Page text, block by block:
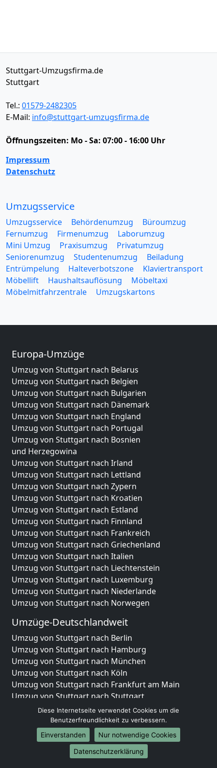
Stuttgart-Umzugsfirma.de
Stuttgart
Tel.: 01579-2482305
E-Mail: info@stuttgart-umzugsfirma.de
Öffnungszeiten: Mo - Sa: 07:00 - 16:00 Uhr
Impressum
Datenschutz
Umzugsservice
Umzugsservice Behördenumzug
Büroumzug
Fernumzug
Firmenumzug
Laborumzug
Mini Umzug
Praxisumzug
Privatumzug
Seniorenumzug
Studentenumzug
Beiladung
Entrümpelung
Halteverbotszone
Klaviertransport
Möbellift
Haushaltsauflösung
Möbeltaxi
Möbelmitfahrzentrale
Umzugskartons
Europa-Umzüge
Umzug von Stuttgart nach Belarus
Umzug von Stuttgart nach Belgien
Umzug von Stuttgart nach Bulgarien
Umzug von Stuttgart nach Dänemark
Umzug von Stuttgart nach England
Umzug von Stuttgart nach Portugal
Umzug von Stuttgart nach Bosnien
und Herzegowina
Umzug von Stuttgart nach Irland
Umzug von Stuttgart nach Lettland
Umzug von Stuttgart nach Zypern
Umzug von Stuttgart nach Kroatien
Umzug von Stuttgart nach Estland
Umzug von Stuttgart nach Finnland
Umzug von Stuttgart nach Frankreich
Umzug von Stuttgart nach Griechenland
Umzug von Stuttgart nach Italien
Umzug von Stuttgart nach Liechtenstein
Umzug von Stuttgart nach Luxemburg
Umzug von Stuttgart nach Niederlande
Umzug von Stuttgart nach Norwegen
Umzüge-Deutschlandweit
Umzug von Stuttgart nach Berlin
Umzug von Stuttgart nach Hamburg
Umzug von Stuttgart nach München
Umzug von Stuttgart nach Köln
Umzug von Stuttgart nach Frankfurt am Main
Umzug von Stuttgart nach Stuttgart
Umzug von Stuttgart nach Düsseldorf
Umzug von Stuttgart nach Leipzig
Umzug von Stuttgart nach Dortmund
Umzug von Stuttgart nach Essen
Umzug von Stuttgart nach Bremen
Diese Internetseite verwendet Cookies um die
Benutzerfreundlichkeit zu verbessern.
Einverstanden
Nur notwendige Cookies
Datenschutzerklärung